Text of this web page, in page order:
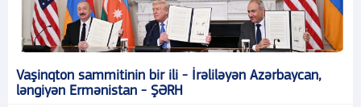
Vaşinqton sammitinin bir ili - İrəliləyən Azərbaycan,
ləngiyən Ermənistan - ŞƏRH